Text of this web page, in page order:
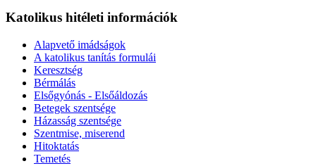
Katolikus hitéleti információk
Alapvető imádságok
A katolikus tanítás formulái
Keresztség
Bérmálás
Elsőgyónás - Elsőáldozás
Betegek szentsége
Házasság szentsége
Szentmise, miserend
Hitoktatás
Temetés